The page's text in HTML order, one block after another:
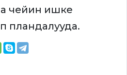
чейин ишке
пландалууда.